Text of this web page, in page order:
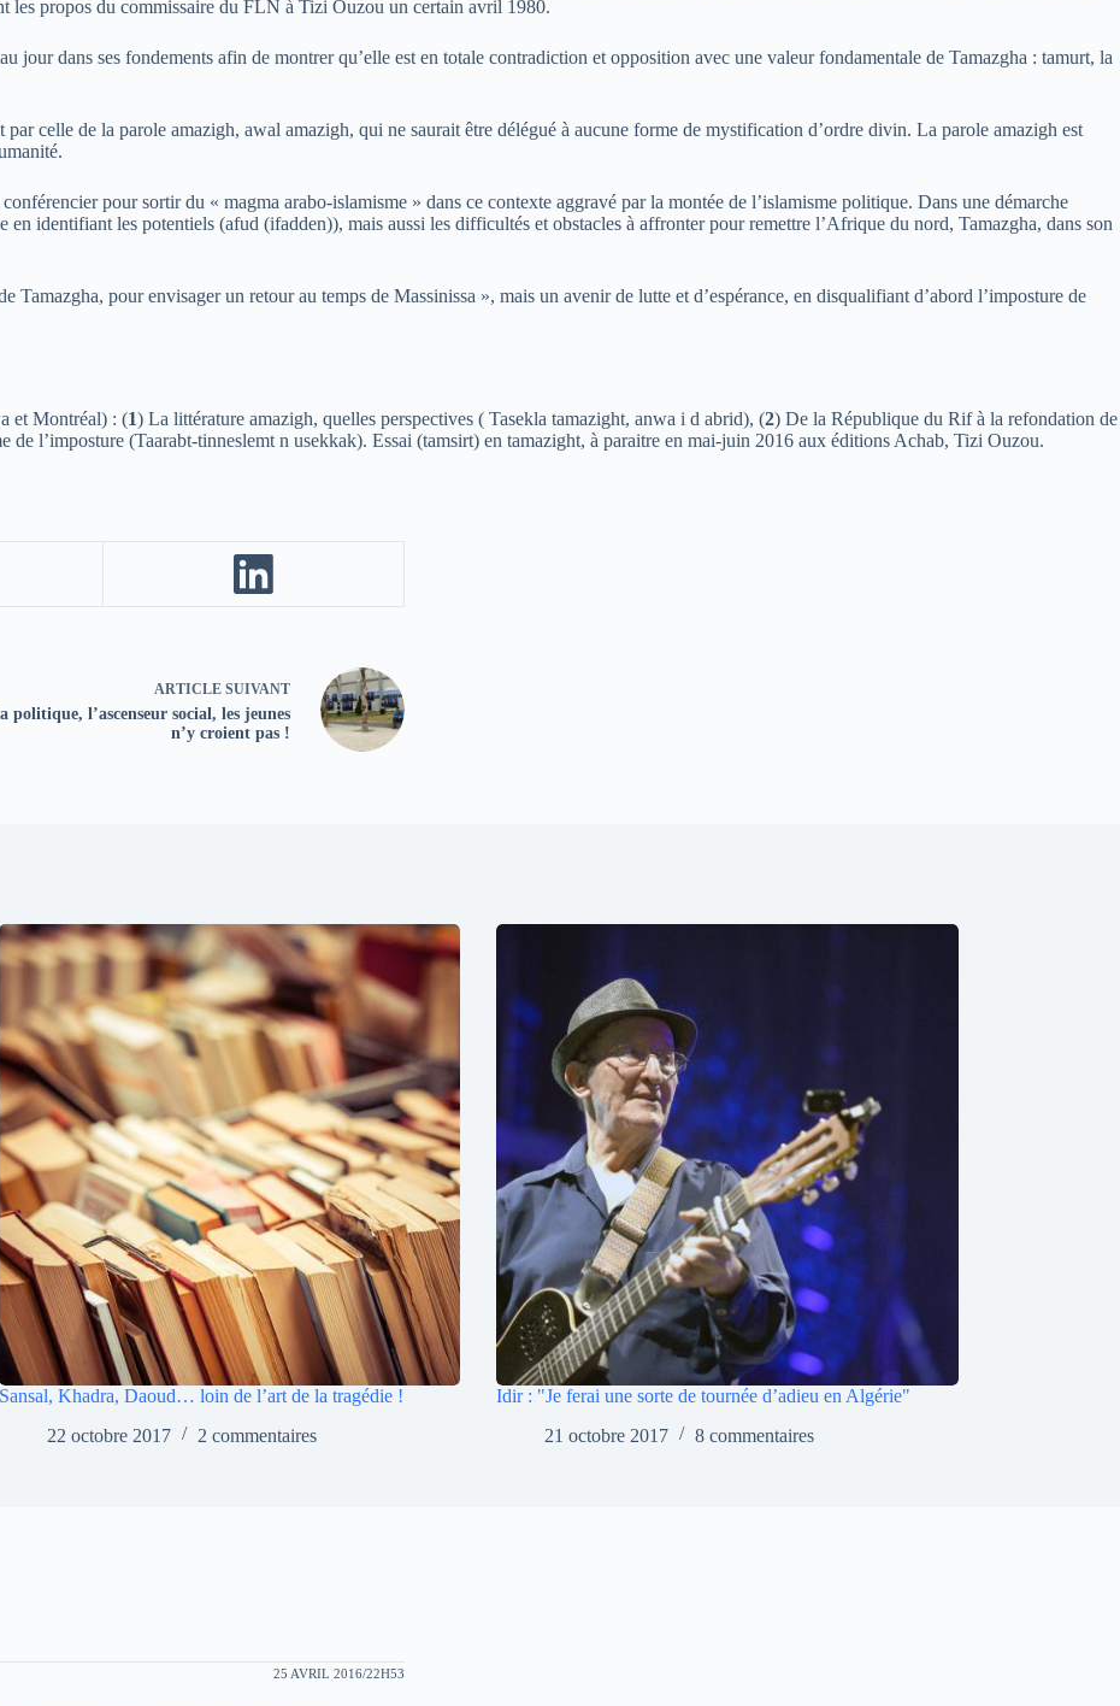
les propos du commissaire du FLN à Tizi Ouzou un certain avril 1980.
jour dans ses fondements afin de montrer qu’elle est en totale contradiction et opposition avec une valeur fondamentale de Tamazgha : tamurt, la
celle de la parole amazigh, awal amazigh, qui ne saurait être délégué à aucune forme de mystification d’ordre divin. La parole amazigh est
pour sortir du « magma arabo-islamisme » dans ce contexte aggravé par la montée de l’islamisme politique. Dans une démarche
en identifiant les potentiels (afud (ifadden)), mais aussi les difficultés et obstacles à affronter pour remettre l’Afrique du nord, Tamazgha, dans son
Tamazgha, pour envisager un retour au temps de Massinissa », mais un avenir de lutte et d’espérance, en disqualifiant d’abord l’imposture de
et Montréal) : (1) La littérature amazigh, quelles perspectives ( Tasekla tamazight, anwa i d abrid), (2) De la République du Rif à la refondation de
de l’imposture (Taarabt-tinneslemt n usekkak). Essai (tamsirt) en tamazight, à paraitre en mai-juin 2016 aux éditions Achab, Tizi Ouzou.
ARTICLE SUIVANT
politique, l’ascenseur social, les jeunes
n’y croient pas !
Sansal, Khadra, Daoud… loin de l’art de la tragédie !
22 octobre 2017
2 commentaires
Idir : "Je ferai une sorte de tournée d’adieu en Algérie"
21 octobre 2017
8 commentaires
25 AVRIL 2016/22H53